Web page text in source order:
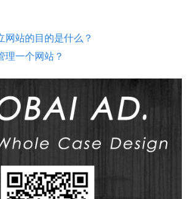
网站的目的是什么？
理一个网站？